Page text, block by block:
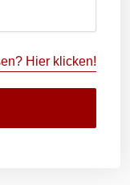
Hier klicken!